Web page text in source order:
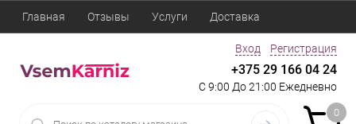
Главная Отзывы Услуги Доставка
Вход Регистрация
+375 29 166 04 24
С 9:00 До 21:00 Ежедневно
0